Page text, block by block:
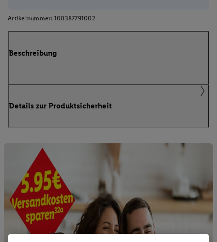
Artikelnummer: 100387791002
Beschreibung
Details zur Produktsicherheit